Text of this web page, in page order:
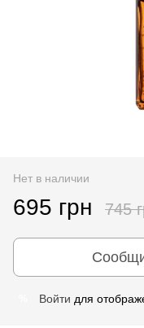
Нет в наличии
695 грн 745
Войти для